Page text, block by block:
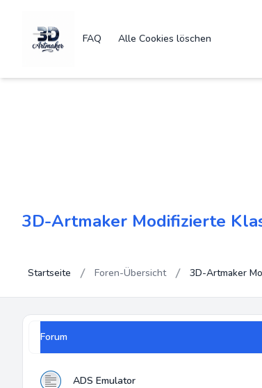
FAQ Alle Cookies löschen
3D-Artmaker Modifizierte
Startseite Foren-Übersicht 3D-Artmaker
Forum
ADS Emulator